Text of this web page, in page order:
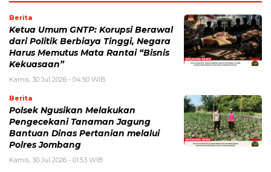
Berita
Ketua Umum GNTP: Korupsi Berawal
dari Politik Berbiaya Tinggi, Negara
Harus Memutus Mata Rantai “Bisnis
Kekuasaan”
Kamis, 30 Jul 2026 - 04:50 WIB
Berita
Polsek Ngusikan Melakukan
Pengecekani Tanaman Jagung
Bantuan Dinas Pertanian melalui
Polres Jombang
Kamis, 30 Jul 2026 - 01:53 WIB